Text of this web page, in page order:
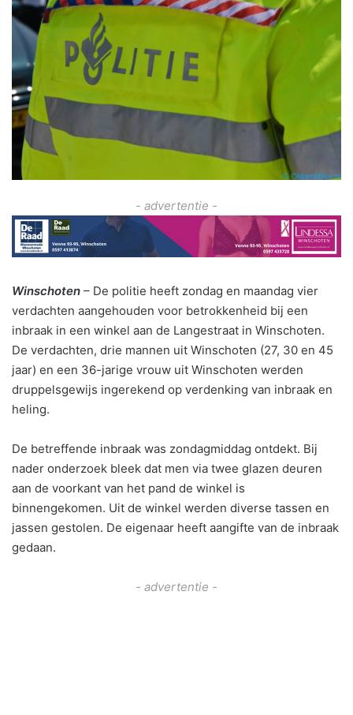
- advertentie -
Winschoten – De politie heeft zondag en maandag vier
verdachten aangehouden voor betrokkenheid bij een
inbraak in een winkel aan de Langestraat in Winschoten.
De verdachten, drie mannen uit Winschoten (27, 30 en 45
jaar) en een 36-jarige vrouw uit Winschoten werden
druppelsgewijs ingerekend op verdenking van inbraak en
heling.
De betreffende inbraak was zondagmiddag ontdekt. Bij
nader onderzoek bleek dat men via twee glazen deuren
aan de voorkant van het pand de winkel is
binnengekomen. Uit de winkel werden diverse tassen en
jassen gestolen. De eigenaar heeft aangifte van de inbraak
gedaan.
- advertentie -